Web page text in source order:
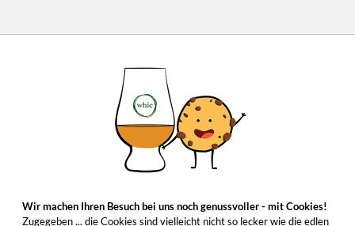
Wir machen Ihren Besuch bei uns noch genussvoller - mit Cookies!
Zugegeben ... die Cookies sind vielleicht nicht so lecker wie die edlen